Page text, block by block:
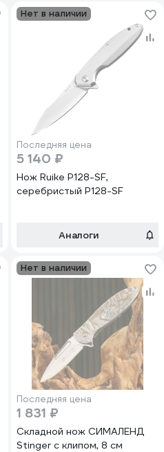
Нет в наличии
Последняя цена
5 140 ₽
Нож Ruike P128-SF,
серебристый P128-SF
Аналоги
Нет в наличии
Последняя цена
1 831 ₽
Складной нож СИМАЛЕНД
Stinger с клипом, 8 см